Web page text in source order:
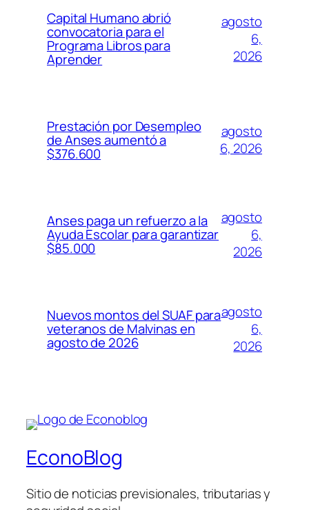
Capital Humano abrió
convocatoria para el
Programa Libros para
Aprender
agosto
6,
2026
Prestación por Desempleo
de Anses aumentó a
$376.600
agosto
6, 2026
Anses paga un refuerzo a la
Ayuda Escolar para garantizar
$85.000
agosto
6,
2026
Nuevos montos del SUAF para
veteranos de Malvinas en
agosto de 2026
agosto
6,
2026
EconoBlog
Sitio de noticias previsionales, tributarias y